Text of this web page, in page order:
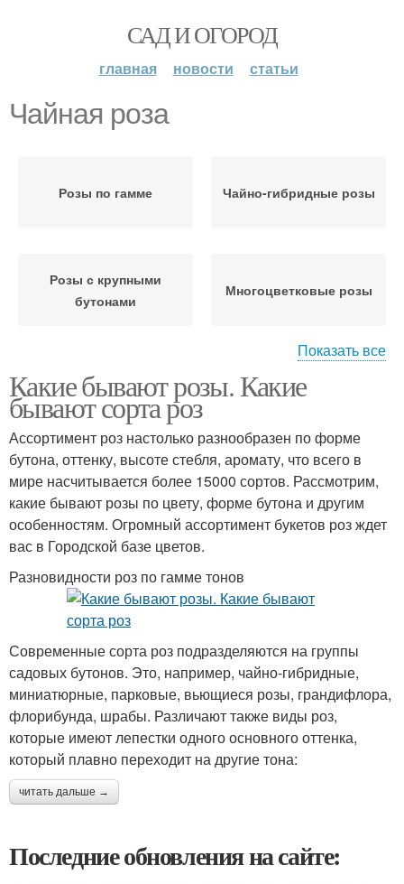
САД И ОГОРОД
главная новости статьи
Чайная роза
Розы по гамме Чайно-гибридные розы
Розы с крупными
бутонами
Многоцветковые розы
Миниатюрные розы Чайные розы
Розы для сада//как
Показать все
Какие бывают розы. Какие
бывают сорта роз
Ассортимент роз настолько разнообразен по форме
бутона, оттенку, высоте стебля, аромату, что всего в
мире насчитывается более 15000 сортов. Рассмотрим,
какие бывают розы по цвету, форме бутона и другим
особенностям. Огромный ассортимент букетов роз ждет
вас в Городской базе цветов.
Разновидности роз по гамме тонов
Современные сорта роз подразделяются на группы
садовых бутонов. Это, например, чайно-гибридные,
миниатюрные, парковые, вьющиеся розы, грандифлора,
флорибунда, шрабы. Различают также виды роз,
которые имеют лепестки одного основного оттенка,
который плавно переходит на другие тона:
читать дальше →
Последние обновления на сайте: